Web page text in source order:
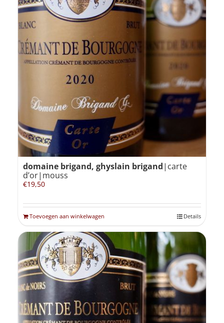
domaine brigand, ghyslain brigand|carte
d’or|mouss
€19,50
Toevoegen aan winkelwagen Details